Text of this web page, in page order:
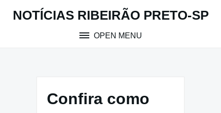
NOTÍCIAS RIBEIRÃO PRETO-SP
OPEN MENU
Confira como